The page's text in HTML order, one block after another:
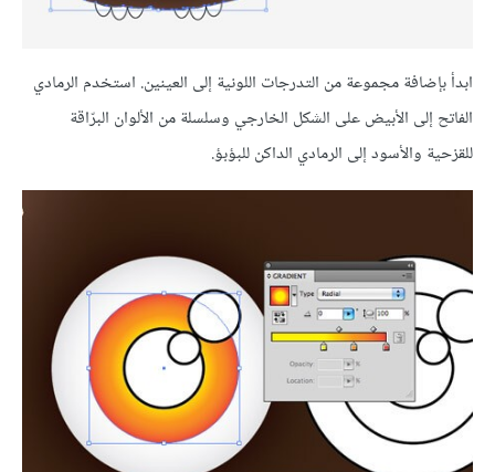
ابدأ بإضافة مجموعة من التدرجات اللونية إلى العينين. استخدم الرمادي
الفاتح إلى الأبيض على الشكل الخارجي وسلسلة من الألوان البرّاقة
للقزحية والأسود إلى الرمادي الداكن للبؤبؤ.